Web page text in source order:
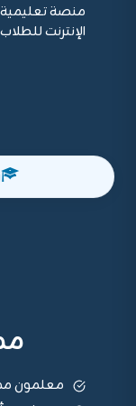
منصة تعليمية
الإنترنت
معلمون